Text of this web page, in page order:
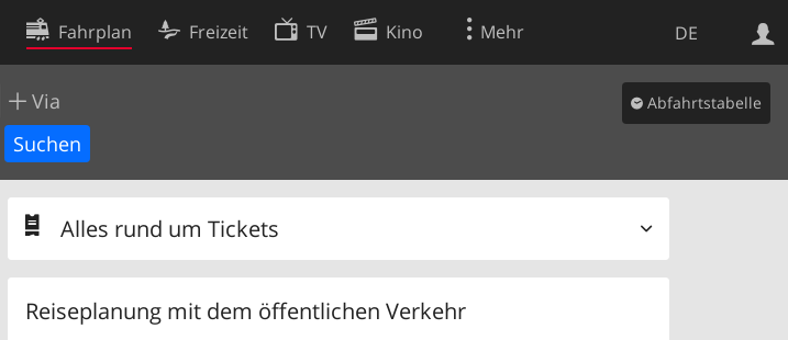
DE
Fahrplan Freizeit TV Kino Mehr
Via Abfahrtstabelle
Alles rund um Tickets
Reiseplanung mit dem öffentlichen Verkehr
Cookie-Einstellungen